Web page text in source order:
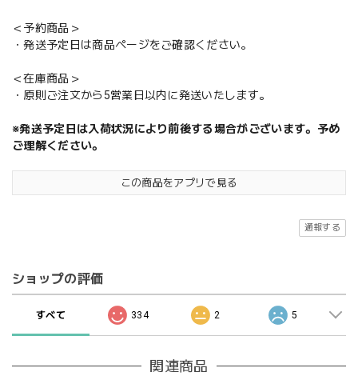
＜予約商品＞
・発送予定日は商品ページをご確認ください。
＜在庫商品＞
・原則ご注文から5営業日以内に発送いたします。
※発送予定日は入荷状況により前後する場合がございます。予め
ご理解ください。
この商品をアプリで見る
通報する
ショップの評価
すべて 334 2 5
関連商品